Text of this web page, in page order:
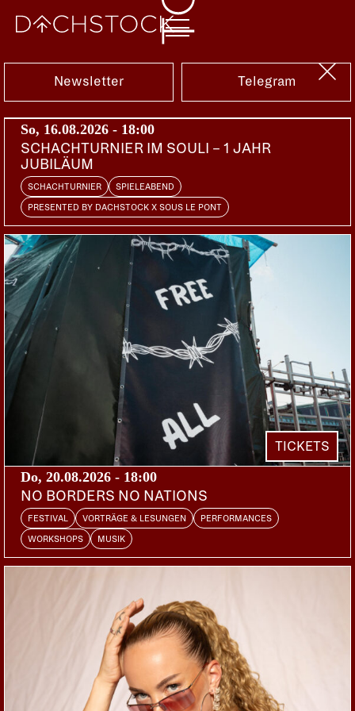
Fr, 12.05.2023
Newsletter Telegram
So, 16.08.2026 - 18:00
SCHACHTURNIER IM SOULI – 1 JAHR
JUBILÄUM
SCHACHTURNIER SPIELEABEND
PRESENTED BY DACHSTOCK X SOUS LE PONT
TICKETS
Do, 20.08.2026 - 18:00
NO BORDERS NO NATIONS
FESTIVAL VORTRÄGE & LESUNGEN PERFORMANCES
WORKSHOPS MUSIK